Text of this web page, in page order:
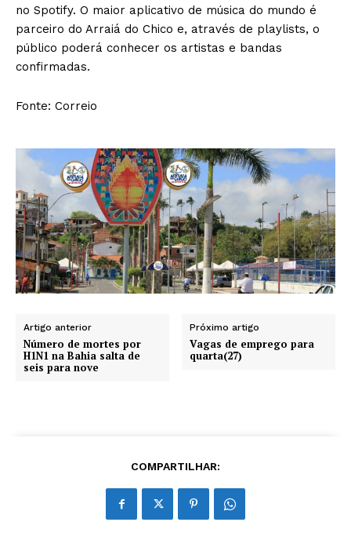
no Spotify. O maior aplicativo de música do mundo é
parceiro do Arraiá do Chico e, através de playlists, o
público poderá conhecer os artistas e bandas
confirmadas.
Fonte: Correio
Artigo anterior
Número de mortes por
H1N1 na Bahia salta de
seis para nove
Próximo artigo
Vagas de emprego para
quarta(27)
COMPARTILHAR: